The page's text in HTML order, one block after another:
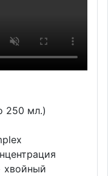
250 мл.)
хвойный